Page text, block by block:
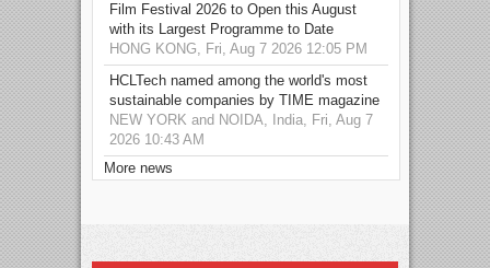
Film Festival 2026 to Open this August
with its Largest Programme to Date
HONG KONG, Fri, Aug 7 2026 12:05 PM
HCLTech named among the world's most
sustainable companies by TIME magazine
NEW YORK and NOIDA, India, Fri, Aug 7
2026 10:43 AM
More news